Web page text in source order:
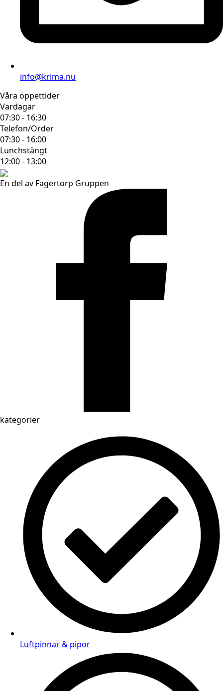
info@krima.nu
Våra öppettider
Vardagar
07:30 - 16:30
Telefon/Order
07:30 - 16:00
Lunchstängt
12:00 - 13:00
En del av Fagertorp Gruppen
kategorier
Luftpinnar & pipor